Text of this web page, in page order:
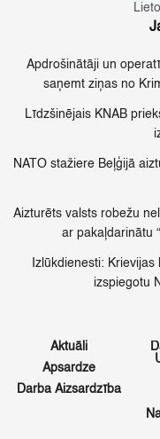
Apdrošinātāji un
saņemt ziņas no
Līdzšinējais KNAB
NATO stažiere Beļģijā
Aizturēts valsts robežu
ar pakaļdarinātu
Izlūkdienesti:
izspiegotu
Aktuāli
Apsardze
Darba Aizsardzība